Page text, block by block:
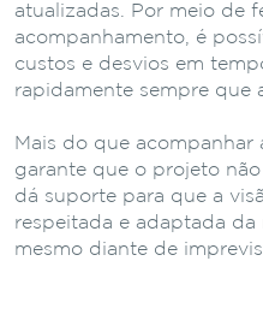
atualizadas. Por meio de
acompanhamento, é
custos e desvios em
rapidamente sempre que
Mais do que acompanhar
garante que o projeto
dá suporte para que a
respeitada e adaptada da
mesmo diante de